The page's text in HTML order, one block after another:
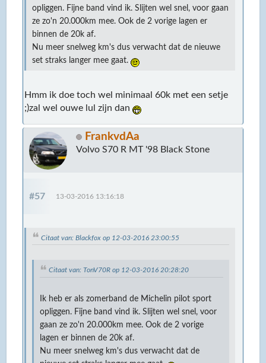
opliggen. Fijne band vind ik. Slijten wel snel, voor gaan
ze zo'n 20.000km mee. Ook de 2 vorige lagen er
binnen de 20k af.
Nu meer snelweg km's dus verwacht dat de nieuwe
set straks langer mee gaat.
Hmm ik doe toch wel minimaal 60k met een setje
;)zal wel ouwe lul zijn dan
FrankvdAa
Volvo S70 R MT '98 Black Stone
#57 13-03-2016 13:16:18
Citaat van: Blackfox op 12-03-2016 23:00:55
Citaat van: TonV70R op 12-03-2016 20:28:20
Ik heb er als zomerband de Michelin pilot sport
opliggen. Fijne band vind ik. Slijten wel snel, voor
gaan ze zo'n 20.000km mee. Ook de 2 vorige
lagen er binnen de 20k af.
Nu meer snelweg km's dus verwacht dat de